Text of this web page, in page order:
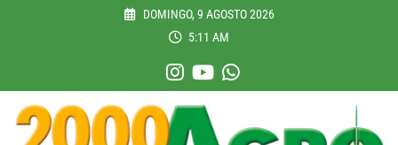
DOMINGO, 9 AGOSTO 2026
5:11 AM